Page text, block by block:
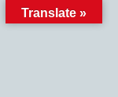
Translate »